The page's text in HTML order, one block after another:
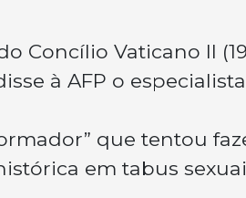
Concílio Vaticano II
à AFP o
que tentou
em tabus